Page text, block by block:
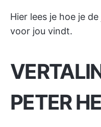
Hier lees je hoe je
voor jou vindt.
PETER